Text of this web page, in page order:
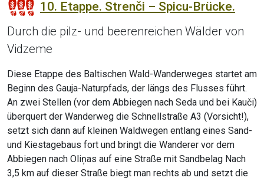
10. Etappe. Strenči – Spicu-Brücke.
Durch die pilz- und beerenreichen Wälder von
Vidzeme
Diese Etappe des Baltischen Wald-Wanderweges startet am
Beginn des Gauja-Naturpfads, der längs des Flusses führt.
An zwei Stellen (vor dem Abbiegen nach Seda und bei Kauči)
überquert der Wanderweg die Schnellstraße A3 (Vorsicht!),
setzt sich dann auf kleinen Waldwegen entlang eines Sand-
und Kiestagebaus fort und bringt die Wanderer vor dem
Abbiegen nach Oliņas auf eine Straße mit Sandbelag Nach
3,5 km auf dieser Straße biegt man rechts ab und setzt die